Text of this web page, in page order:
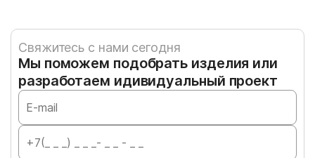
Свяжитесь с нами сегодня
Мы поможем подобрать изделия или
разработаем идивидуальный проект